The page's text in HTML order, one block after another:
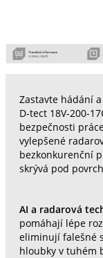
Zastavte hádání
D-tect 18V-200-
bezpečnosti
vylepšené
bezkonkurenční
skrývá pod
AI a radarová
pomáhají lépe
eliminují falešné
hloubky v tuhém